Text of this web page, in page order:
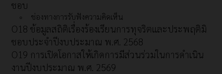
ชอบ
ช่องทางการรับฟังความคิดเห็น
O18 ข้อมูลสถิติเรื่องร้องเรียนการทุจริตและประพฤติมิ
ชอบประจำปีงบประมาณ พ.ศ. 2568
O19 การเปิดโอกาสให้เกิดการมีส่วนร่วมในการดำเนิน
งานปีงบประมาณ พ.ศ. 2569